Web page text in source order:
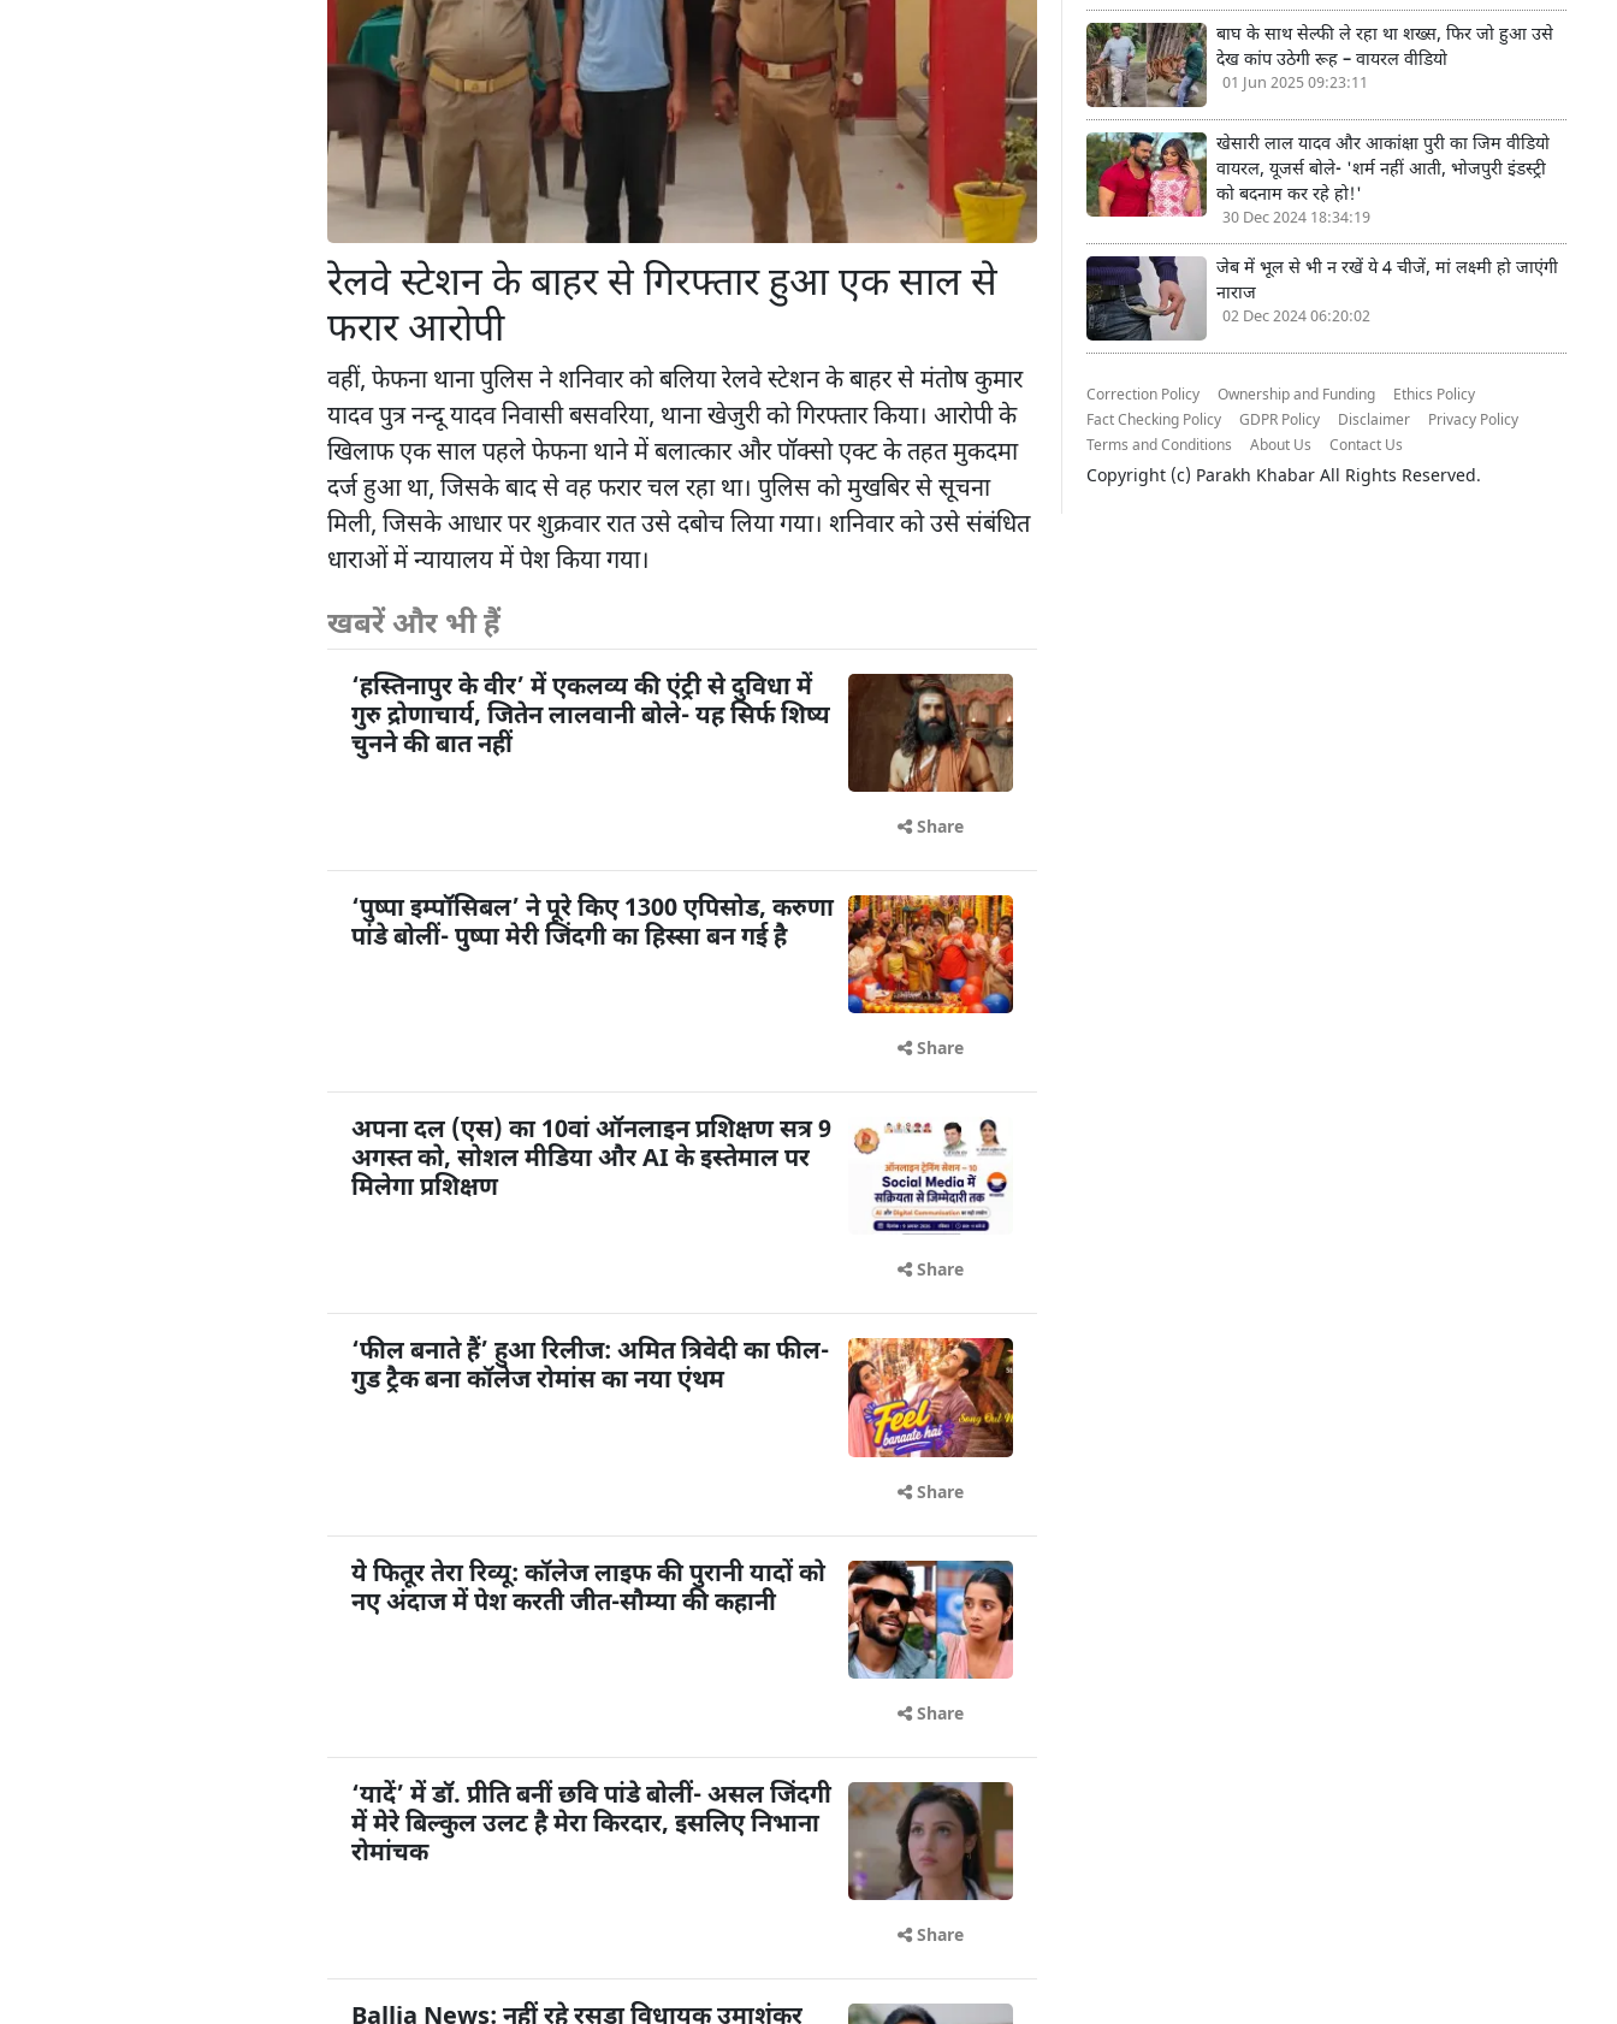
रेलवे स्टेशन के बाहर से गिरफ्तार हुआ एक साल से
फरार आरोपी
वहीं, फेफना थाना पुलिस ने शनिवार को बलिया रेलवे स्टेशन के बाहर से मंतोष कुमार
यादव पुत्र नन्दू यादव निवासी बसवरिया, थाना खेजुरी को गिरफ्तार किया। आरोपी के
खिलाफ एक साल पहले फेफना थाने में बलात्कार और पॉक्सो एक्ट के तहत मुकदमा
दर्ज हुआ था, जिसके बाद से वह फरार चल रहा था। पुलिस को मुखबिर से सूचना
मिली, जिसके आधार पर शुक्रवार रात उसे दबोच लिया गया। शनिवार को उसे संबंधित
धाराओं में न्यायालय में पेश किया गया।
खबरें और भी हैं
‘हस्तिनापुर के वीर’ में एकलव्य की एंट्री से दुविधा में
गुरु द्रोणाचार्य, जितेन लालवानी बोले- यह सिर्फ शिष्य
चुनने की बात नहीं
Share
‘पुष्पा इम्पॉसिबल’ ने पूरे किए 1300 एपिसोड, करुणा
पांडे बोलीं- पुष्पा मेरी जिंदगी का हिस्सा बन गई है
Share
अपना दल (एस) का 10वां ऑनलाइन प्रशिक्षण सत्र 9
अगस्त को, सोशल मीडिया और AI के इस्तेमाल पर
मिलेगा प्रशिक्षण
Share
‘फील बनाते हैं’ हुआ रिलीज: अमित त्रिवेदी का फील-
गुड ट्रैक बना कॉलेज रोमांस का नया एंथम
Share
ये फितूर तेरा रिव्यू: कॉलेज लाइफ की पुरानी यादों को
नए अंदाज में पेश करती जीत-सौम्या की कहानी
Share
‘यादें’ में डॉ. प्रीति बनीं छवि पांडे बोलीं- असल जिंदगी
में मेरे बिल्कुल उलट है मेरा किरदार, इसलिए निभाना
रोमांचक
Share
बाघ के साथ सेल्फी ले रहा था शख्स, फिर जो हुआ उसे
देख कांप उठेगी रूह – वायरल वीडियो
01 Jun 2025 09:23:11
खेसारी लाल यादव और आकांक्षा पुरी का जिम वीडियो
वायरल, यूजर्स बोले- 'शर्म नहीं आती, भोजपुरी इंडस्ट्री
को बदनाम कर रहे हो!'
30 Dec 2024 18:34:19
जेब में भूल से भी न रखें ये 4 चीजें, मां लक्ष्मी हो जाएंगी
नाराज
02 Dec 2024 06:20:02
Correction Policy Ownership and Funding
Ethics Policy
Fact Checking Policy
GDPR Policy Disclaimer
Privacy Policy
Terms and Conditions
About Us Contact Us
Copyright (c) Parakh Khabar All Rights Reserved.